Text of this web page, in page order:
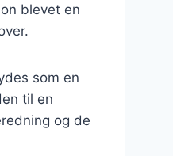
blevet en
som en
til en
og de